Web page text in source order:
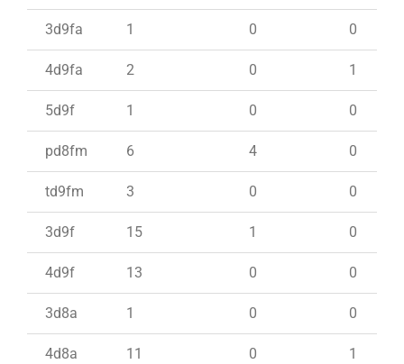
3d9fa 1 0 0
4d9fa 2 0 1
5d9f 1 0 0
pd8fm 6 4 0
td9fm 3 0 0
3d9f 15 1 0
4d9f 13 0 0
3d8a 1 0 0
4d8a 11 0 1